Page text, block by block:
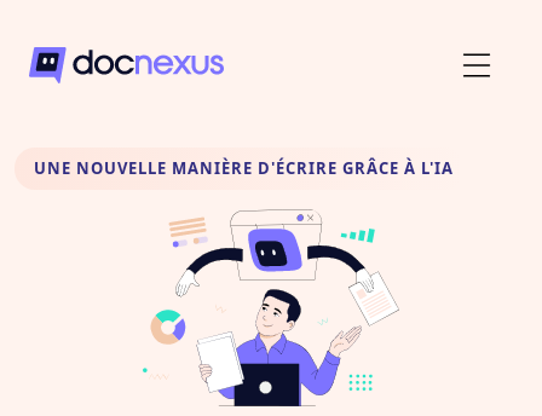
UNE NOUVELLE MANIÈRE D'ÉCRIRE GRÂCE À L'IA